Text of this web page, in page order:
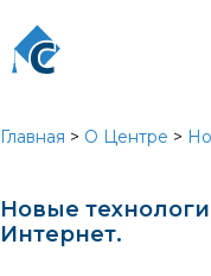
Главная > О Центре >
Новые
Интернет.